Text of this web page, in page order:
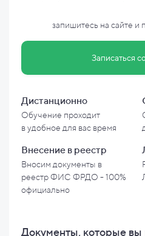
запишитесь на сайте и
Записаться
Дистанционно
Обучение проходит
вудобное для вас время
Внесение в реестр
Вносим документы в
реестр ФИС ФРДО - 100%
официально
Документы, которые вы